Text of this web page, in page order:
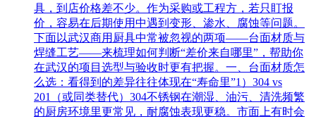
具，到店价格差不少。作为采购或工程方，若只盯报
价，容易在后期使用中遇到变形、渗水、腐蚀等问题。
下面以武汉商用厨具中常被忽视的两项——台面材质与
焊缝工艺——来梳理如何判断“差价来自哪里”，帮助你
在武汉的项目选型与验收时更有把握。一、台面材质怎
么选：看得到的差异往往体现在“寿命里”1）304 vs
201（或同类替代）304不锈钢在潮湿、油污、清洗频繁
的厨房环境里更常见，耐腐蚀表现更稳。市面上有时会